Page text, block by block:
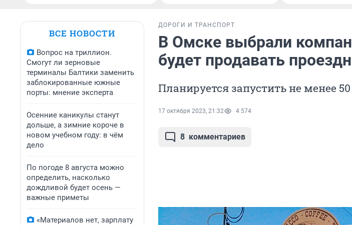
ВСЕ НОВОСТИ
Вопрос на триллион.
Смогут ли зерновые
терминалы Балтики заменить
заблокированные южные
порты: мнение эксперта
Осенние каникулы станут
дольше, а зимние короче в
новом учебном году: в чём
дело
По погоде 8 августа можно
определить, насколько
дождливой будет осень —
важные приметы
«Материалов нет, зарплату
ДОРОГИ И ТРАНСПОРТ
В Омске выбрали
будет продавать
Планируется запустить не менее
17 октября 2023, 21:32 4 574
8 комментариев